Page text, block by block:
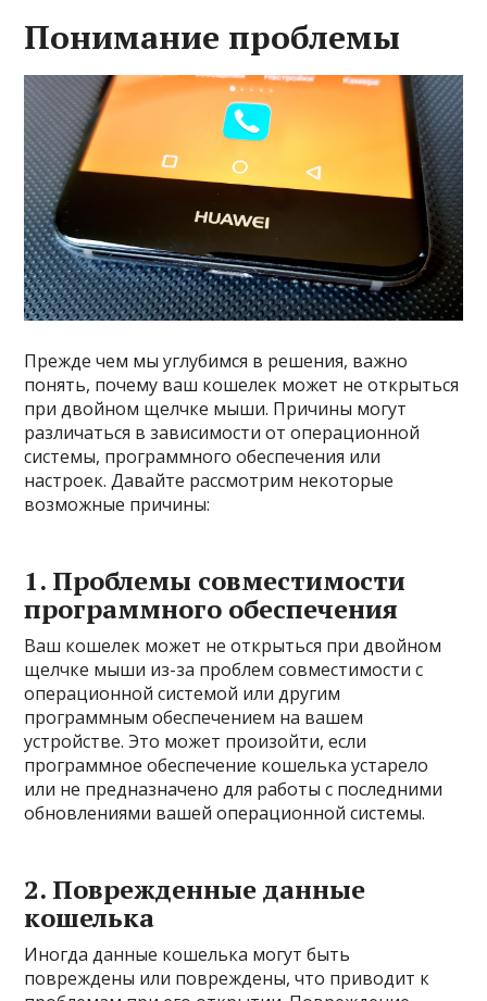
Понимание проблемы
Прежде чем мы углубимся в решения, важно
понять, почему ваш кошелек может не открыться
при двойном щелчке мыши. Причины могут
различаться в зависимости от операционной
системы, программного обеспечения или
настроек. Давайте рассмотрим некоторые
возможные причины:
1. Проблемы совместимости
программного обеспечения
Ваш кошелек может не открыться при двойном
щелчке мыши из-за проблем совместимости с
операционной системой или другим
программным обеспечением на вашем
устройстве. Это может произойти, если
программное обеспечение кошелька устарело
или не предназначено для работы с последними
обновлениями вашей операционной системы.
2. Поврежденные данные
кошелька
Иногда данные кошелька могут быть
повреждены или повреждены, что приводит к